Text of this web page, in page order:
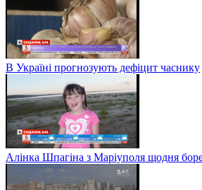
В Україні прогнозують дефіцит часнику
Алінка Шпагіна з Маріуполя щодня